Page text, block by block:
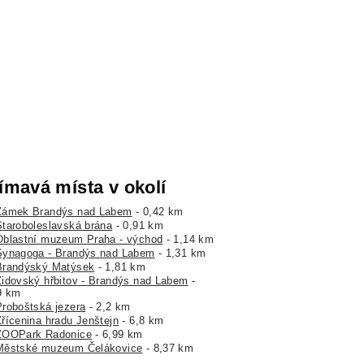
místa v okolí
Brandýs nad Labem - 0,42 km
brána- 0,91 km
muzeum Praha - východ - 1,14 km
- Brandýs nad Labem - 1,31 km
Matýsek - 1,81 km
hřbitov - Brandýs nad Labem -
km
jezera- 2,2 km
hradu Jenštejn - 6,8 km
Radonice- 6,99 km
muzeum Čelákovice - 8,37 km